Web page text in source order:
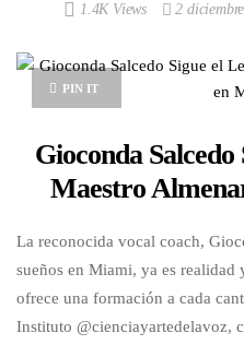
1.4K Views 2
PIN IT
Gioconda
Maestro
La reconocida vocal coach,
sueños en Miami, ya es realidad
ofrece una formación a cada
Instituto @cienciayartedelavoz,